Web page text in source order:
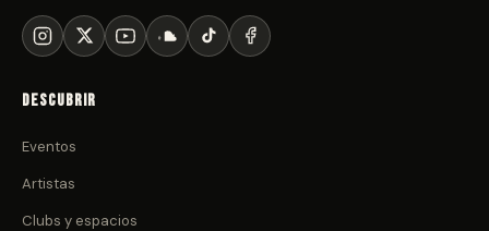
Descubrir
Eventos
Artistas
Clubs y espacios